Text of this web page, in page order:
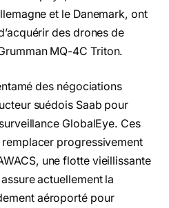
et le Danemark, ont
des drones de
MQ-4C Triton.
des négociations
suédois Saab pour
GlobalEye. Ces
progressivement
une flotte vieillissante
actuellement la
aéroporté pour